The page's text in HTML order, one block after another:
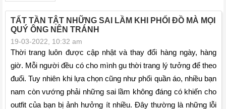
TẤT TẦN TẬT NHỮNG SAI LẦM KHI PHỐI ĐỒ MÀ MỌI
QUÝ ÔNG NÊN TRÁNH
19-03-2022, 10:32 am
Thời trang luôn được cập nhật và thay đổi hàng ngày, hàng
giờ. Mỗi người đều có cho mình gu thời trang lý tưởng để theo
đuổi. Tuy nhiên khi lựa chọn cũng như phối quần áo, nhiều bạn
nam còn vướng phải những sai lầm không đáng có khiến cho
outfit của bạn bị ảnh hưởng ít nhiều. Đây thường là những lỗi